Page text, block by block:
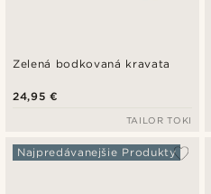
Zelená bodkovaná kravata
24,95 €
TAILOR TOKI
Najpredávanejšie Produkty